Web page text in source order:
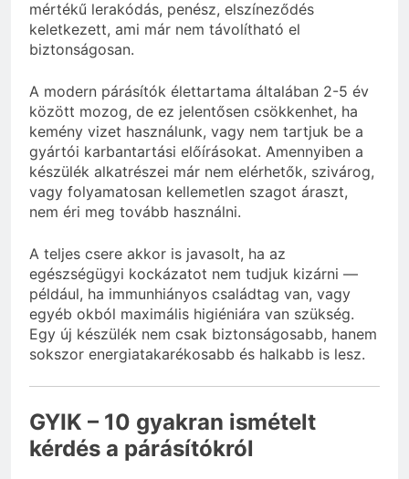
mértékű lerakódás, penész, elszíneződés
keletkezett, ami már nem távolítható el
biztonságosan.
A modern párásítók élettartama általában 2-5 év
között mozog, de ez jelentősen csökkenhet, ha
kemény vizet használunk, vagy nem tartjuk be a
gyártói karbantartási előírásokat. Amennyiben a
készülék alkatrészei már nem elérhetők, szivárog,
vagy folyamatosan kellemetlen szagot áraszt,
nem éri meg tovább használni.
A teljes csere akkor is javasolt, ha az
egészségügyi kockázatot nem tudjuk kizárni —
például, ha immunhiányos családtag van, vagy
egyéb okból maximális higiéniára van szükség.
Egy új készülék nem csak biztonságosabb, hanem
sokszor energiatakarékosabb és halkabb is lesz.
GYIK – 10 gyakran ismételt
kérdés a párásítókról